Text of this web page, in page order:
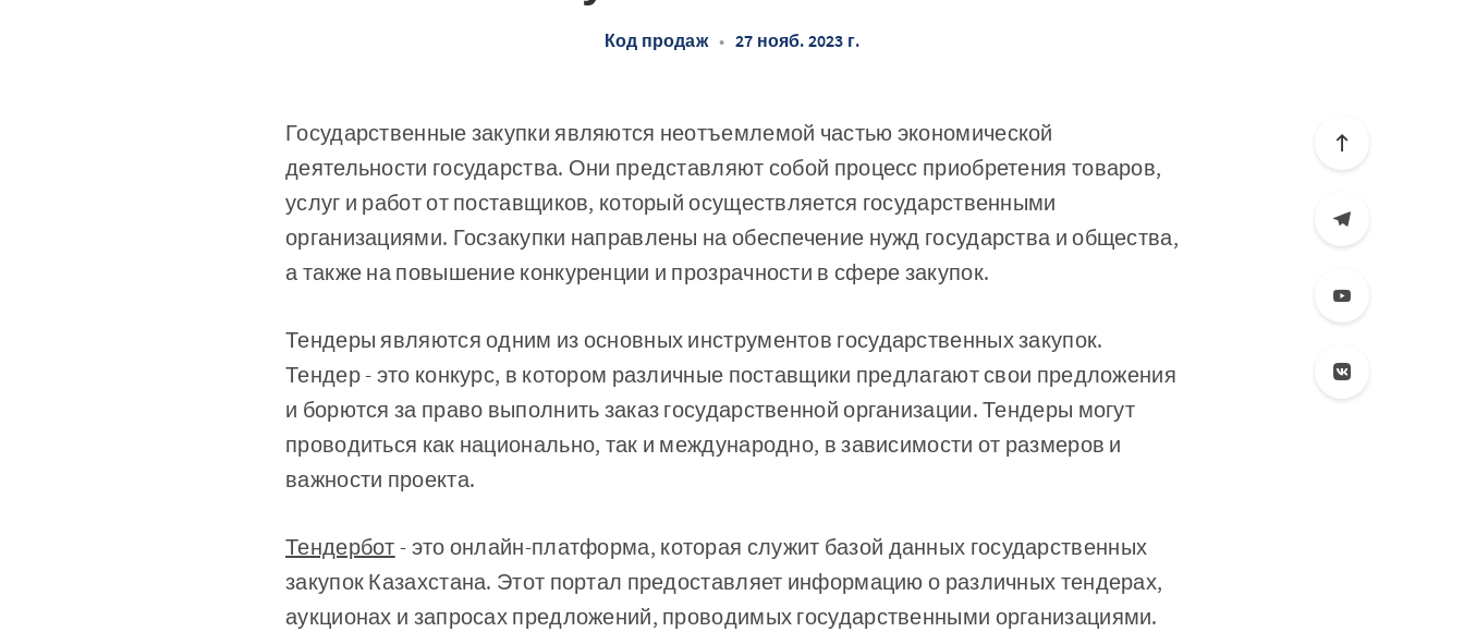
Код продаж • 27 нояб. 2023 г.
Государственные закупки являются неотъемлемой частью экономической
деятельности государства. Они представляют собой процесс приобретения товаров,
услуг и работ от поставщиков, который осуществляется государственными
организациями. Госзакупки направлены на обеспечение нужд государства и общества,
а также на повышение конкуренции и прозрачности в сфере закупок.
Тендеры являются одним из основных инструментов государственных закупок.
Тендер - это конкурс, в котором различные поставщики предлагают свои предложения
и борются за право выполнить заказ государственной организации. Тендеры могут
проводиться как национально, так и международно, в зависимости от размеров и
важности проекта.
Тендербот - это онлайн-платформа, которая служит базой данных государственных
закупок Казахстана. Этот портал предоставляет информацию о различных тендерах,
аукционах и запросах предложений, проводимых государственными организациями.